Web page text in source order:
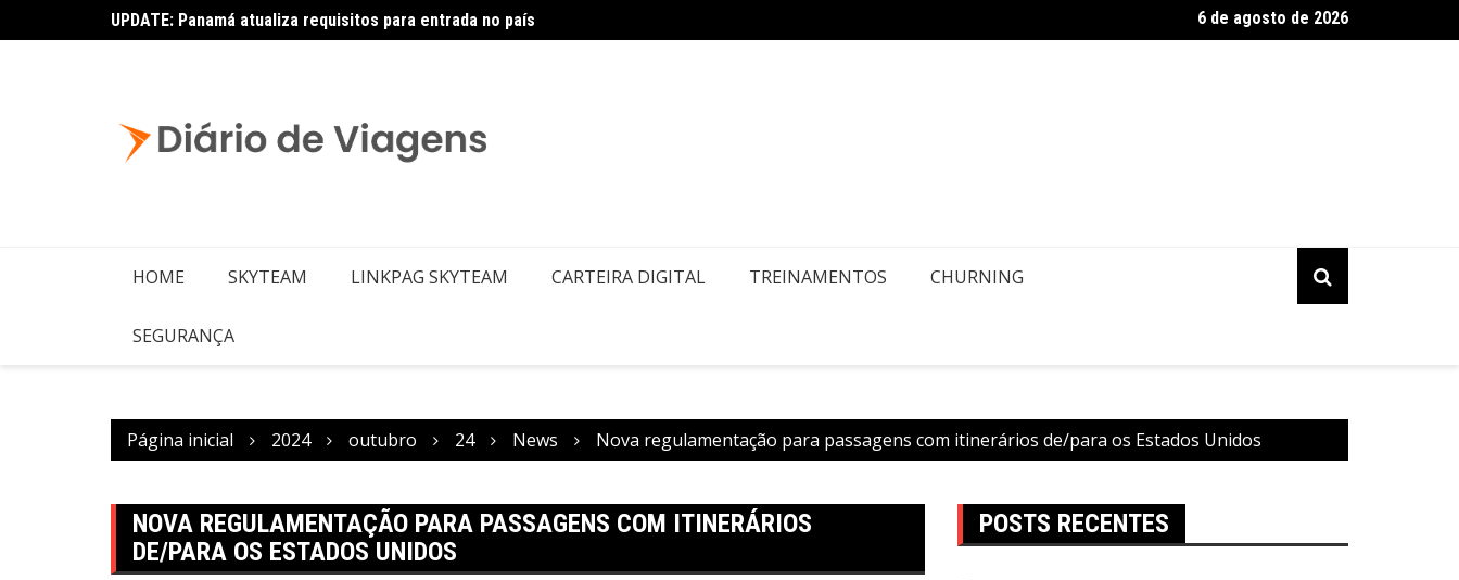
Copa – Atualização: Política de Alterações e Reembolsos por Doença ou Falecimento
Air Europa: Informação de contato de passageiros
6 de agosto de 2026
HOME SKYTEAM LINKPAG SKYTEAM CARTEIRA DIGITAL TREINAMENTOS CHURNING
SEGURANÇA
Página inicial 2024 outubro 24 News Nova regulamentação para passagens com itinerários de/para os Estados Unidos
NOVA REGULAMENTAÇÃO PARA PASSAGENS COM ITINERÁRIOS
DE/PARA OS ESTADOS UNIDOS
POSTS RECENTES